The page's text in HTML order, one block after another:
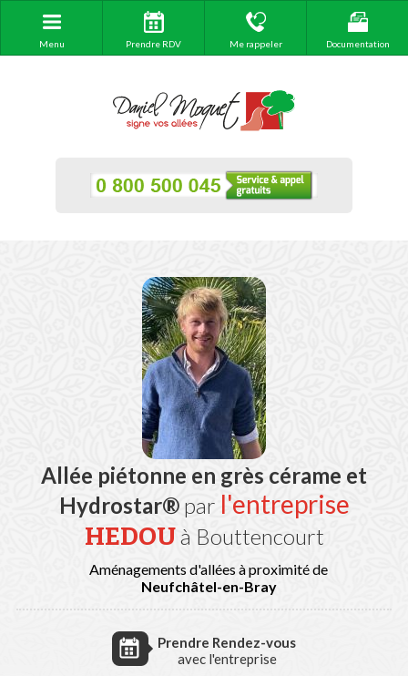
Menu Prendre RDV Me rappeler Documentation
Allée piétonne en grès cérame et
Hydrostar®par l'entreprise
HEDOUà Bouttencourt
Aménagements d'allées à proximité de
Neufchâtel-en-Bray
Prendre Rendez-vous
avec l'entreprise